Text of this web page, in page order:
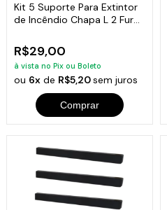
Kit 5 Suporte Para Extintor
de Incêndio Chapa L 2 Furo
R$29,00
à vista no Pix ou Boleto
ou 6x de R$5,20sem juros
Comprar